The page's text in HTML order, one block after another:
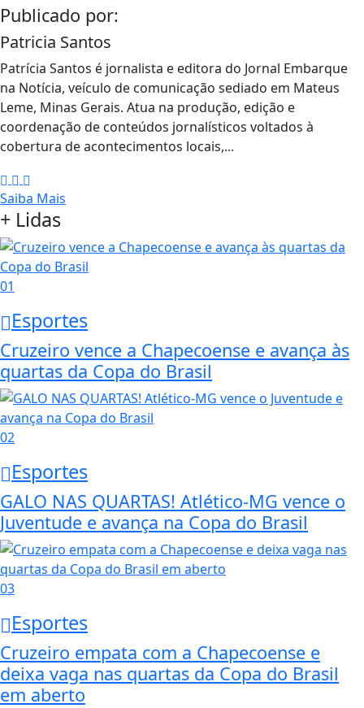
Publicado por:
Patricia Santos
Patrícia Santos é jornalista e editora do Jornal Embarque
na Notícia, veículo de comunicação sediado em Mateus
Leme, Minas Gerais. Atua na produção, edição e
coordenação de conteúdos jornalísticos voltados à
cobertura de acontecimentos locais,...
Saiba Mais
+ Lidas
01
Esportes
Cruzeiro vence a Chapecoense e avança às
quartas da Copa do Brasil
02
Esportes
GALO NAS QUARTAS! Atlético-MG vence o
Juventude e avança na Copa do Brasil
03
Esportes
Cruzeiro empata com a Chapecoense e
deixa vaga nas quartas da Copa do Brasil
em aberto